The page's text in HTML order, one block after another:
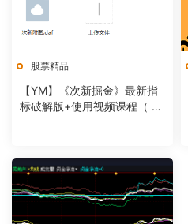
股票精品
【YM】《次新掘金》最新指
标破解版+使用视频课程（ 永